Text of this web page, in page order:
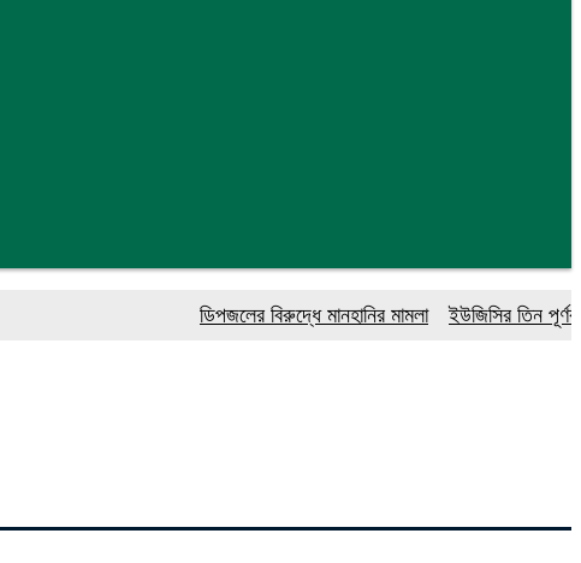
ডিপজলের বিরুদ্ধে মানহানির মামলা ইউজিসির তিন